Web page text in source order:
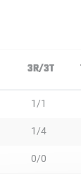
3R/3T
1/1
1/4
0/0